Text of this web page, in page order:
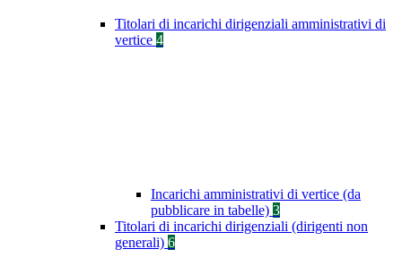
Titolari di incarichi dirigenziali amministrativi di
vertice 4
Incarichi amministrativi di vertice (da
pubblicare in tabelle) 3
Titolari di incarichi dirigenziali (dirigenti non
generali) 6